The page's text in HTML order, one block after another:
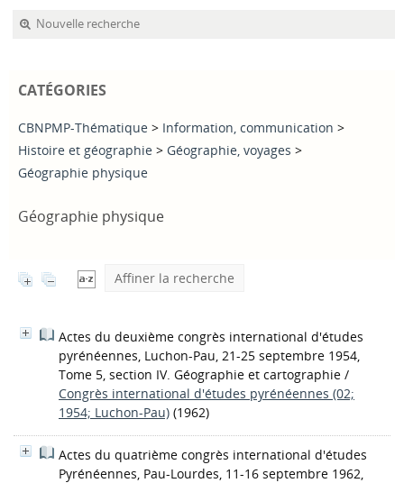
Nouvelle recherche
CATÉGORIES
CBNPMP-Thématique > Information, communication >
Histoire et géographie > Géographie, voyages >
Géographie physique
Géographie physique
Affiner la recherche
Actes du deuxième congrès international d'études
pyrénéennes, Luchon-Pau, 21-25 septembre 1954,
Tome 5, section IV. Géographie et cartographie /
Congrès international d'études pyrénéennes (02;
1954; Luchon-Pau) (1962)
Actes du quatrième congrès international d'études
Pyrénéennes, Pau-Lourdes, 11-16 septembre 1962,